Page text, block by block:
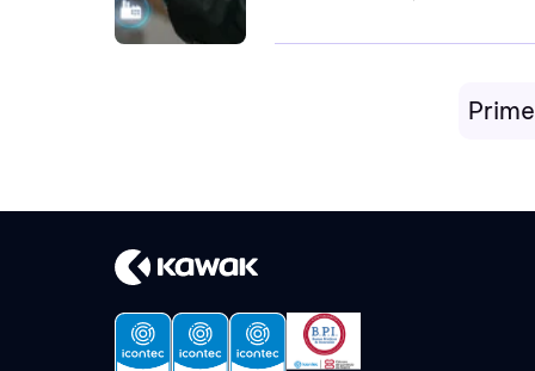
seguridad y salud en el
Gestión del cambio
Sofotware Iso 9001:2015
actas